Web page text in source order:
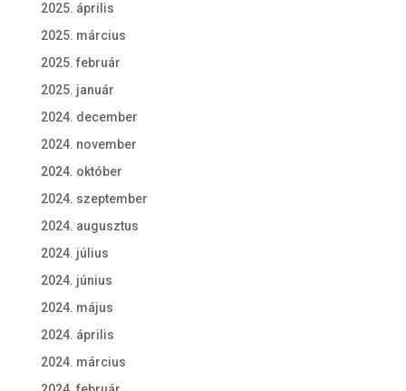
2025. április
2025. március
2025. február
2025. január
2024. december
2024. november
2024. október
2024. szeptember
2024. augusztus
2024. július
2024. június
2024. május
2024. április
2024. március